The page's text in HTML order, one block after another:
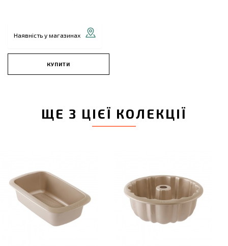
Наявність у магазинах
КУПИТИ
ЩЕ З ЦІЄЇ КОЛЕКЦІЇ